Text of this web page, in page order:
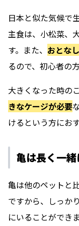
日本と似た気候で
主食は、小松菜、
す。また、 おとな
るので、初心者の
大きくなった時の
きなケージが必要
けるという方にお
亀は長く一
亀は他のペットと比
ですから、しっか
にいることができま